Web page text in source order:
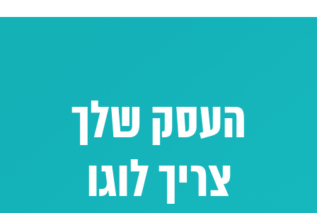
העסק שלך
צריך לוגו